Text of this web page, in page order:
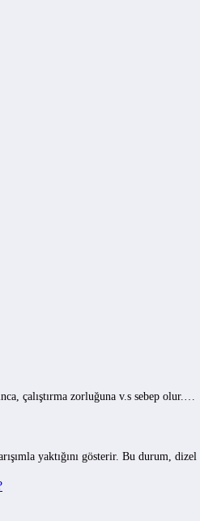
çalıştırma zorluğuna v.s sebep olur.…
yaktığını gösterir. Bu durum, dizel